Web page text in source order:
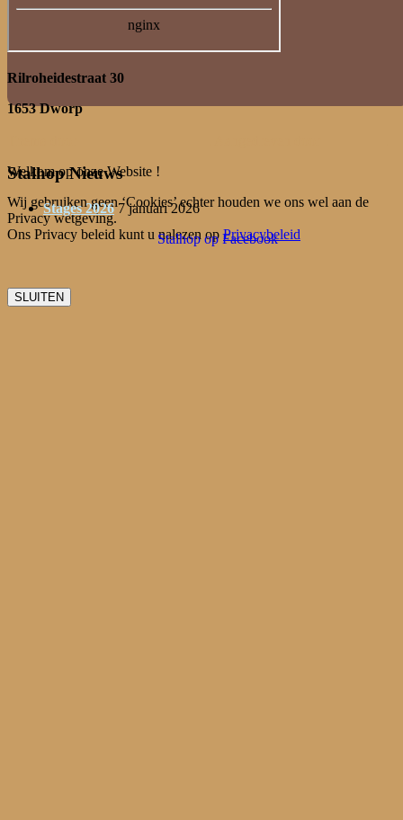
Rilroheidestraat 30
1653 Dworp
Stalhop Nieuws
Stages 2026 7 januari 2026
Stalhop op Facebook
Welkom op onze Website !
Wij gebruiken geen ‘Cookies’ echter houden we ons wel aan de
Privacy wetgeving.
Ons Privacy beleid kunt u nalezen opPrivacybeleid
SLUITEN